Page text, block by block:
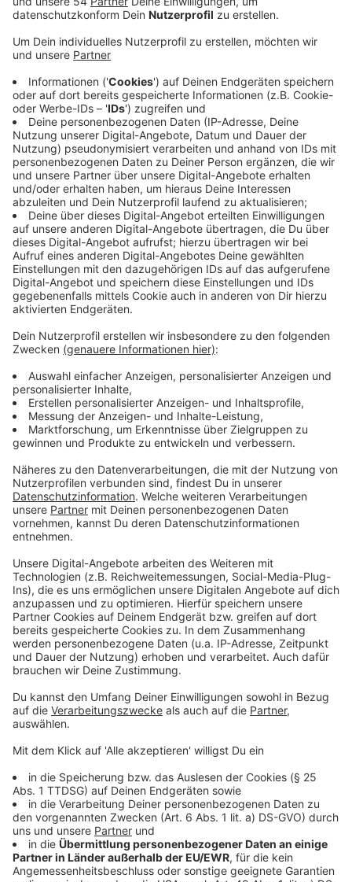
Deutsch lernte. Später studierte er Germanistik und
erlangen. Seine Karriere als Sänger begann 1965, und
Cover-Song: «Du hast ja Tränen in den Augen», eine
deutsche Fassung des Elvis-Schmachtsongs «Crying
in the Chapel».
Anzeige
Der Durchbruch gelang ein Jahrzehnt später mit einer
Frauen-Trilogie: Carolina (1973), Anna Lena (1974) und
Anita (1976) machten Cordalis auch dank Auftritten in
Dieter Thomas Hecks «Hitparade» und Ilja Richters
«Disco» schnell zur Kultfigur der Schlagerszene.
Insgesamt verkaufte Costa Cordalis im Laufe der
Jahre mehr als zehn Millionen Tonträger.
Einen privaten Einblick in sein Leben gewährte der
Künstler zu seinem 70. Geburtstag im Jahr 2014, als er
Autobiografie publizierte. «In der Boulevardpresse
muss ich mich ständig gegen irgendwelche
Anfeindungen wehren», schrieb Cordalis in dem Buch,
das er gemeinsam mit Stefan Alberti von der «Neuen
Anzeige
«Mein Aussehen wird als schäbiges Resultat von
misslungenen Schönheitsoperationen mit Botox
präsentiert», klagte er - dabei sei das vielerorts für
Schlagzeilen sorgende «Vollmondgesicht», wie er
selbst es nannte, Folge einer langen
Cortisonbehandlung wegen einer Rückenerkrankung
gewesen. Nur mit Hyaluronsäure sei er gegen Fältchen
vorgegangen - «nicht mehr und nicht weniger».
Anzeige
Positiver fielen seine Erinnerungen an die RTL-
Dschungelshow «Ich bin ein Star - Holt mich hier raus!»